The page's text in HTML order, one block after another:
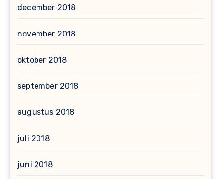
december 2018
november 2018
oktober 2018
september 2018
augustus 2018
juli 2018
juni 2018